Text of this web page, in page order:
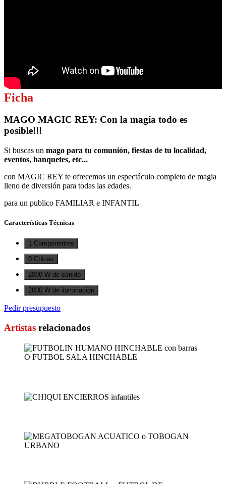
Ficha
MAGO MAGIC REY: Con la magia todo es
posible!!!
Si buscas un mago para tu comunión, fiestas de tu localidad,
eventos, banquetes, etc...
con MAGIC REY te ofrecemos un espectáculo completo de magia
lleno de diversión para todas las edades.
para un publico FAMILIAR e INFANTIL
Características Técnicas
1 Componentes
0 Chicas
2000 W de sonido
2000 W de iluminación
Pedir presupuesto
Artistas relacionados